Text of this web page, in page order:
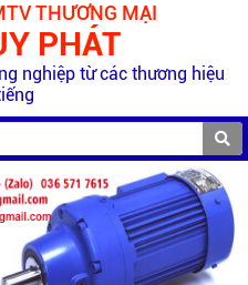
THƯƠNG MẠI
PHÁT
nghiệp từ các thương hiệu